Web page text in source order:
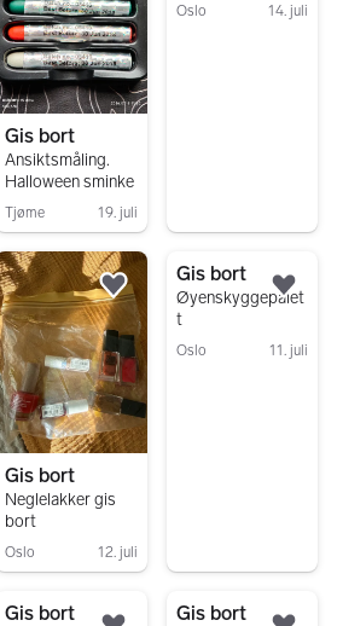
Gis bort
Ansiktsmåling.
Halloween sminke
Tjøme 19. juli
Oslo 14. juli
Gis bort
Neglelakker gis
bort
Oslo 12. juli
Legg til som favoritt.
Gis bort
Øyenskyggepalet
t
Oslo 11. juli
Gis bort Gis bort